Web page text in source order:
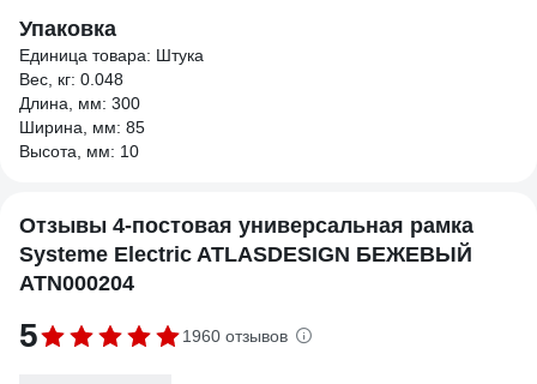
Упаковка
Единица товара: Штука
Вес, кг: 0.048
Длина, мм: 300
Ширина, мм: 85
Высота, мм: 10
Отзывы 4-постовая универсальная рамка
Systeme Electric ATLASDESIGN БЕЖЕВЫЙ
ATN000204
5 1960 отзывов